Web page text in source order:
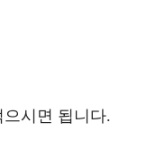
시면 됩니다.